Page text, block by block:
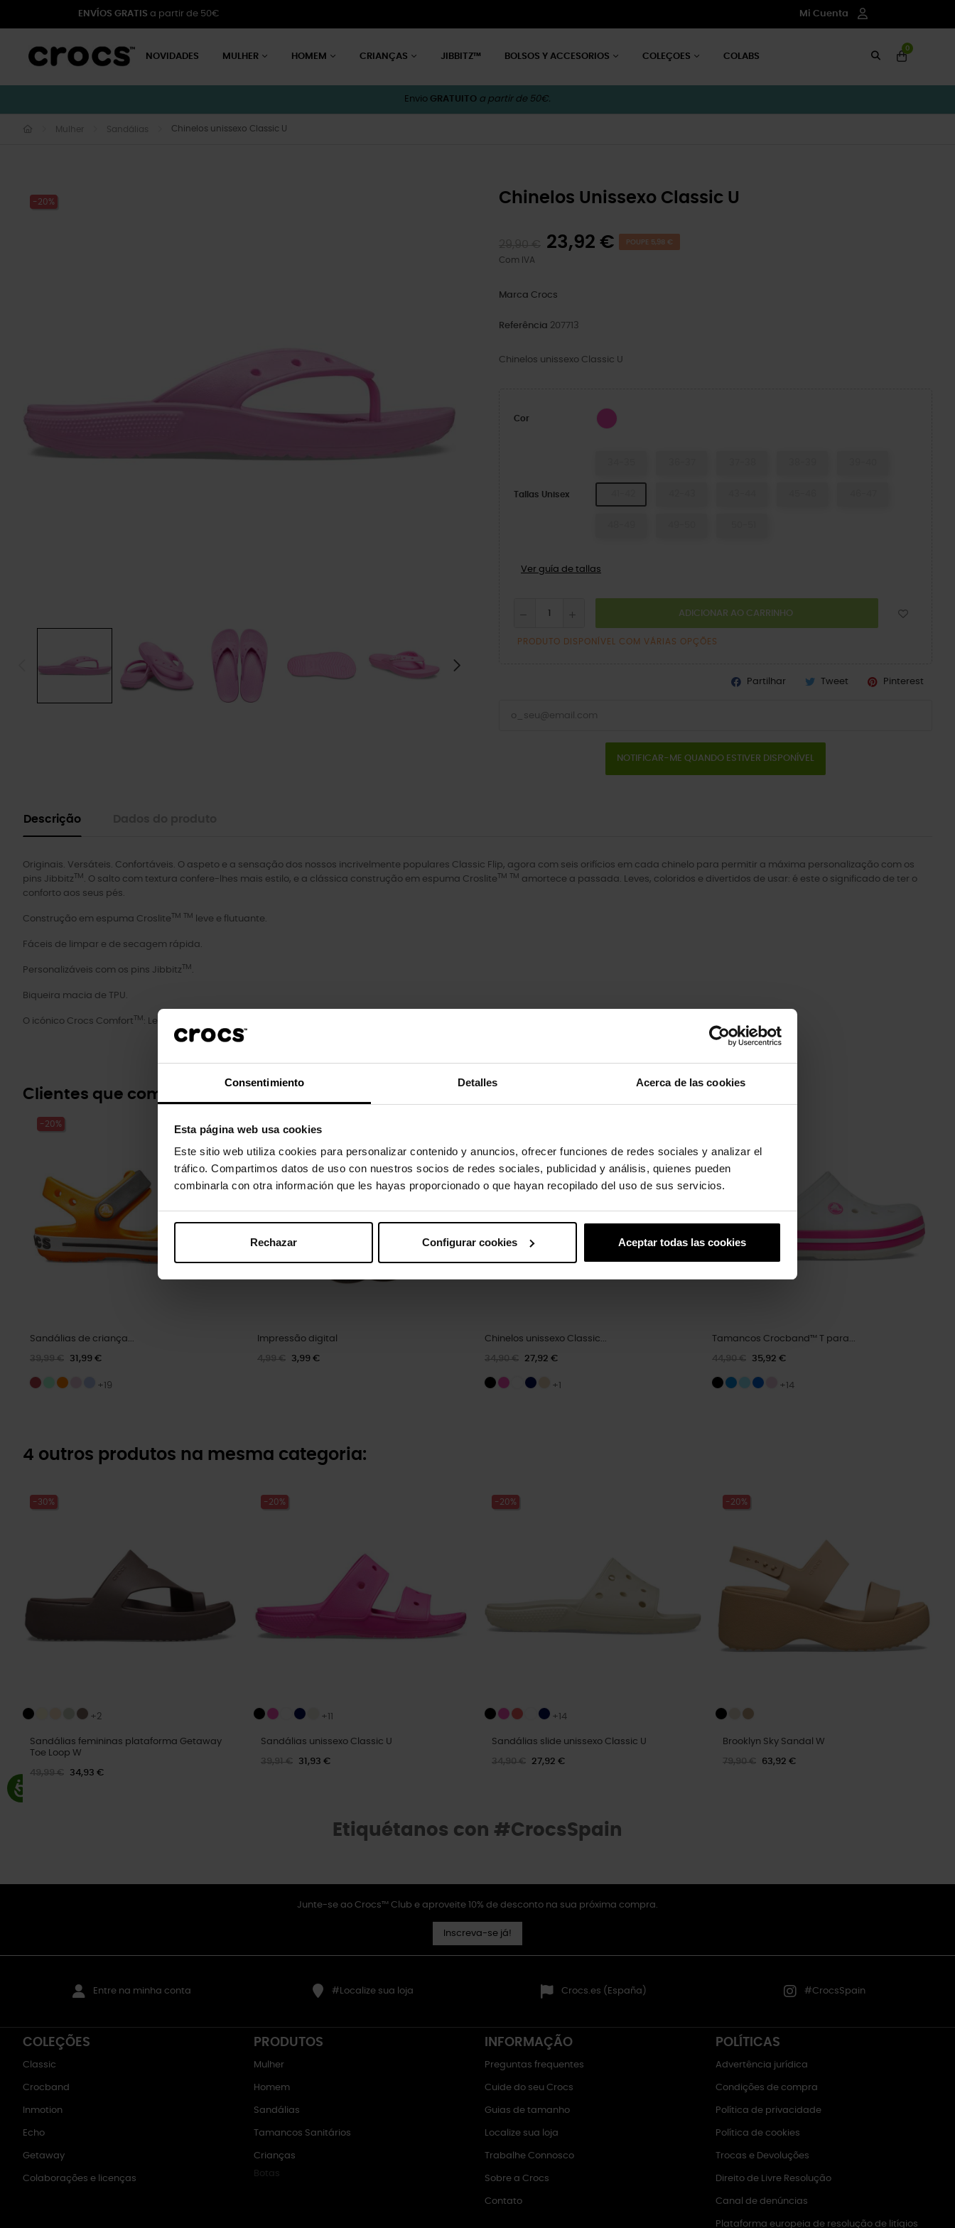
Consentimiento Detalles Acerca de las cookies
Esta página web usa cookies
Este sitio web utiliza cookies para personalizar contenido y anuncios, ofrecer funciones de redes sociales y analizar el
tráfico. Compartimos datos de uso con nuestros socios de redes sociales, publicidad y análisis, quienes pueden
combinarla con otra información que les hayas proporcionado o que hayan recopilado del uso de sus servicios.
Rechazar Configurar cookies Aceptar todas las cookies
ENVÍOS GRATIS a partir de 50€ Mi Cuenta
NOVIDADES MULHER HOMEM CRIANÇAS JIBBITZ™ BOLSOS Y ACCESORIOS COLEÇOES COLABS
0
Envio GRATUITO a partir de 50€.
Mulher Sandálias Chinelos unissexo Classic U
-20% Chinelos Unissexo Classic U
23,92 € POUPE 5,98 €
Com IVA
Marca Crocs
Referência 207713
Chinelos unissexo Classic U
Cor Suco
Tallas Unisex
Ver guía de tallas
ADICIONAR AO CARRINHO
PRODUTO DISPONÍVEL COM VÁRIAS OPÇÕES
Partilhar Tweet Pinterest
NOTIFICAR-ME QUANDO ESTIVER DISPONÍVEL
Descrição
Originais. Versáteis. Confortáveis. O aspeto e a sensação dos nossos incrivelmente populares Classic Flip, agora com seis orifícios em cada chinelo para permitir a máxima personalização com os
pins JibbitzTM . O salto com textura confere-lhes mais estilo, e a clássica construção em espuma CrosliteTM TM amortece a passada. Leves, coloridos e divertidos de usar: é este o significado de ter o
conforto aos seus pés.
Construção em espuma CrosliteTM TM leve e flutuante.
Fáceis de limpar e de secagem rápida.
Personalizáveis com os pins JibbitzTM .
Biqueira macia de TPU.
O icónico Crocs ComfortTM : Leves. Flexíveis. Conforto de 360 graus.
Clientes que compraram este produto também compraram:
-20%
Sandálias de criança...
39,99 € 31,99 €
+19
Impressão digital
4,99 € 3,99 €
Chinelos unissexo Classic...
34,90 € 27,92 €
+1
Tamancos Crocband™ T para...
44,90 € 35,92 €
+14
4 outros produtos na mesma categoria:
-30%
+2
Sandálias femininas plataforma Getaway
Toe Loop W
49,99 € 34,93 €
-20%
+11
Sandálias unissexo Classic U
39,91 € 31,93 €
-20%
+14
Sandálias slide unissexo Classic U
34,90 € 27,92 €
-20%
Brooklyn Sky Sandal W
79,90 € 63,92 €
Etiquétanos con #CrocsSpain
Junte-se ao Crocs™ Club e aproveite 10% de desconto na sua próxima compra.
Inscreva-se já!
Entre na minha conta #Localize sua loja Crocs.es (España) #CrocsSpain
COLEÇÕES
Classic
Crocband
Inmotion
Echo
Getaway
Colaborações e licenças
PRODUTOS
Mulher
Homem
Sandálias
Tamancos Sanitários
Crianças
Botas
INFORMAÇÃO
Preguntas frequentes
Cuide do seu Crocs
Guias de tamanho
Localize sua loja
Trabalhe Connosco
Sobre a Crocs
Contato
POLÍTICAS
Advertência jurídica
Condições de compra
Política de privacidade
Política de cookies
Trocas e Devoluções
Direito de Livre Resolução
Canal de denúncias
Plataforma europeia de resolução de litígios